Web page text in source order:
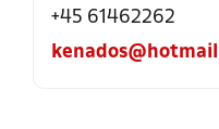
+45 61462262